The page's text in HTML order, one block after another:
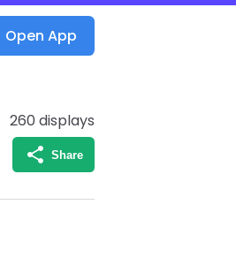
Open App
260 displays
Share